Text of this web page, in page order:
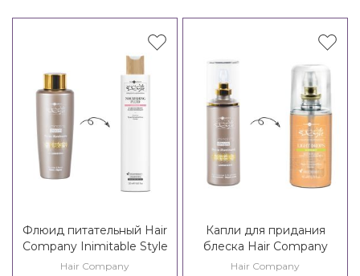
Флюид питательный Hair
Company Inimitable Style
Creative Inspiration
Hair Company
Капли для придания
блеска Hair Company
Inimitable Style Illuminating
Hair Company